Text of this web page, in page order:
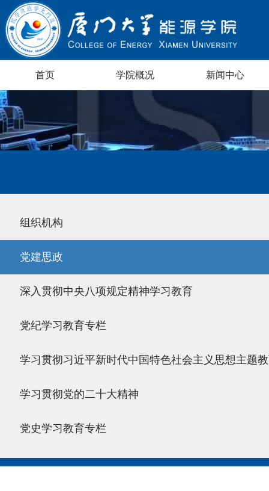
首页 学院概况 新闻中心
组织机构
党建思政
深入贯彻中央八项规定精神学习教育
党纪学习教育专栏
学习贯彻习近平新时代中国特色社会主义思想主题
学习贯彻党的二十大精神
党史学习教育专栏